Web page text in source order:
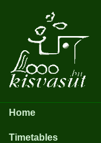
Home
Timetables